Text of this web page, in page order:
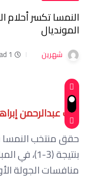
النمسا تكسر أحلام
المونديال
شهرين 1 min read
كتب عبدالرحمن
حقق منتخب النمسا
بنتيجة (3-
منافسات الجولة